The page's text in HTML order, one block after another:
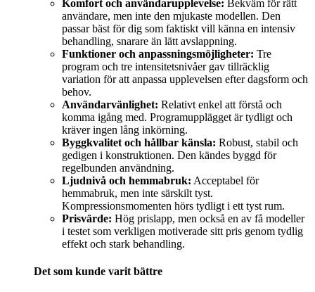
Komfort och användarupplevelse: Bekväm för rätt
användare, men inte den mjukaste modellen. Den
passar bäst för dig som faktiskt vill känna en intensiv
behandling, snarare än lätt avslappning.
Funktioner och anpassningsmöjligheter: Tre
program och tre intensitetsnivåer gav tillräcklig
variation för att anpassa upplevelsen efter dagsform och
behov.
Användarvänlighet: Relativt enkel att förstå och
komma igång med. Programupplägget är tydligt och
kräver ingen lång inkörning.
Byggkvalitet och hållbar känsla: Robust, stabil och
gedigen i konstruktionen. Den kändes byggd för
regelbunden användning.
Ljudnivå och hemmabruk: Acceptabel för
hemmabruk, men inte särskilt tyst.
Kompressionsmomenten hörs tydligt i ett tyst rum.
Prisvärde: Hög prislapp, men också en av få modeller
i testet som verkligen motiverade sitt pris genom tydlig
effekt och stark behandling.
Det som kunde varit bättre